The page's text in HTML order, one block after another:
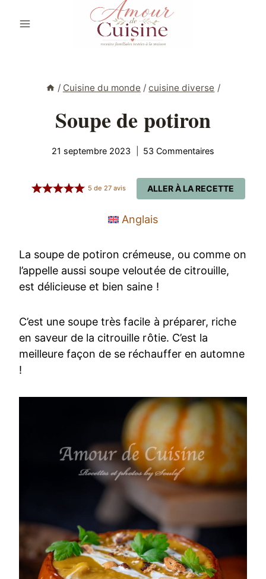
/ Cuisine du monde / cuisine diverse /
Soupe de potiron
21 septembre 2023 53 Commentaires
ALLER À LA RECETTE
5 de27 avis
Anglais
La soupe de potiron crémeuse, ou comme on
l’appelle aussi soupe veloutée de citrouille,
est délicieuse et bien saine !
C’est une soupe très facile à préparer, riche
en saveur de la citrouille rôtie. C’est la
meilleure façon de se réchauffer en automne
!